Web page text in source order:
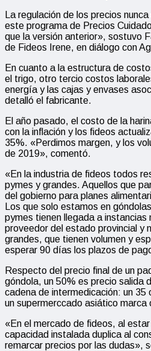
La regulación de los precios
este programa de Precios
que la versión anterior», sostuvo
de Fideos Irene, en diálogo con
En cuanto a la estructura de
el trigo, otro tercio costos
energía y las cajas y envases
detalló el fabricante.
El año pasado, el costo de la
con la inflación y los fideos
35%. «Perdimos margen, y los
de 2019», comentó.
«En la industria de fideos todos
pymes y grandes. Aquellos que
del gobierno para planes
Los que solo estamos en
pymes tienen llegada a instancias
proveedor del estado provincial y
grandes, que tienen volumen y
esperar 90 días los plazos de
Respecto del precio final de un
góndola, un 50% es precio salida
cadena de intermedicación: un 35
un supermerccado asiático marca
«En el mercado de fideos, al
capacidad instalada duplica al
remarcar precios por las dudas»,